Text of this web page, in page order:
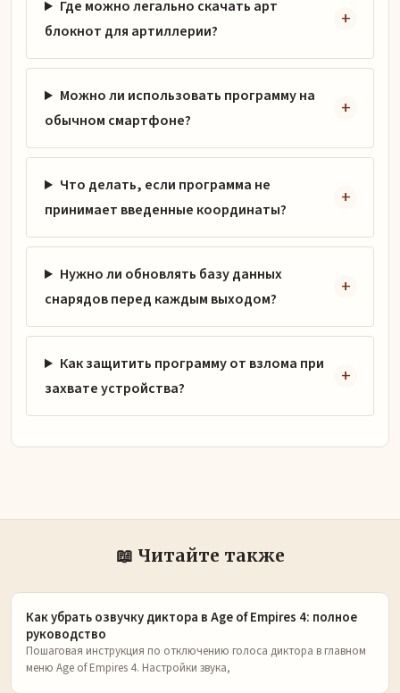
Где можно легально скачать арт
блокнот для артиллерии?
Можно ли использовать программу на
обычном смартфоне?
Что делать, если программа не
принимает введенные координаты?
Нужно ли обновлять базу данных
снарядов перед каждым выходом?
Как защитить программу от взлома при
захвате устройства?
📖 Читайте также
Как убрать озвучку диктора в Age of Empires 4: полное
руководство
Пошаговая инструкция по отключению голоса диктора в главном
меню Age of Empires 4. Настройки звука,